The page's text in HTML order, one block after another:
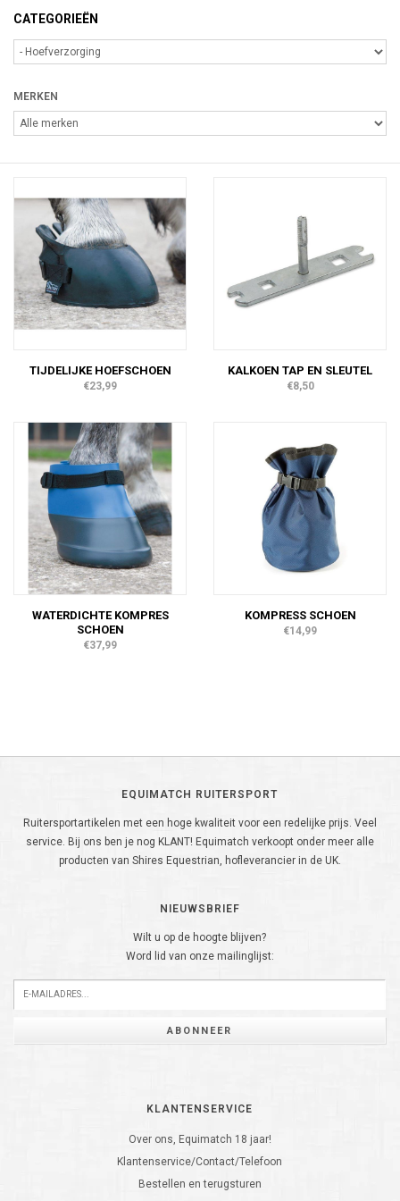
CATEGORIEËN
MERKEN
TIJDELIJKE HOEFSCHOEN
€23,99
KALKOEN TAP EN SLEUTEL
€8,50
WATERDICHTE KOMPRES
SCHOEN
€37,99
KOMPRESS SCHOEN
€14,99
EQUIMATCH RUITERSPORT
Ruitersportartikelen met een hoge kwaliteit voor een redelijke prijs. Veel
service. Bij ons ben je nog KLANT! Equimatch verkoopt onder meer alle
producten van Shires Equestrian, hofleverancier in de UK.
NIEUWSBRIEF
Wilt u op de hoogte blijven?
Word lid van onze mailinglijst:
ABONNEER
KLANTENSERVICE
Over ons, Equimatch 18 jaar!
Klantenservice/Contact/Telefoon
Bestellen en terugsturen